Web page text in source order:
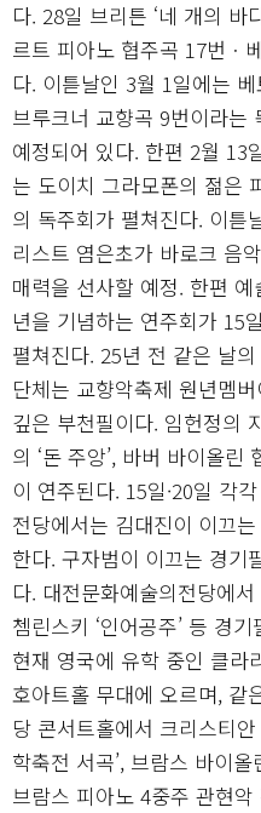
다. 28일 브리튼 ‘네 개의 바
르트 피아노 협주곡 17번ㆍ
다. 이튿날인 3월 1일에는
브루크너 교향곡 9번이라는
예정되어 있다. 한편 2월 13
는 도이치 그라모폰의 젊은
의 독주회가 펼쳐진다. 이튿
리스트 염은초가 바로크 음
매력을 선사할 예정. 한편
년을 기념하는 연주회가 15
펼쳐진다. 25년 전 같은 날
단체는 교향악축제 원년멤
깊은 부천필이다. 임헌정의
의 ‘돈 주앙’, 바버 바이올린
이 연주된다. 15일·20일 각
전당에서는 김대진이 이끄
한다. 구자범이 이끄는 경기
다. 대전문화예술의전당에
쳄린스키 ‘인어공주’ 등 경
현재 영국에 유학 중인 클라
호아트홀 무대에 오르며, 같
당 콘서트홀에서 크리스티
학축전 서곡’, 브람스 바이
브람스 피아노 4중주 관현